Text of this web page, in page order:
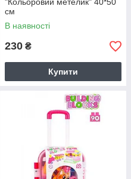
"Кольоровий метелик" 40*50
см
В наявності
230 ₴
Купити